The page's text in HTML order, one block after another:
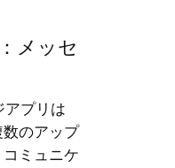
メッセ
アプリは
のアップ
ミュニケ